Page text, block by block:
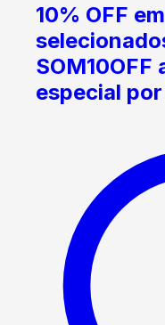
10% OFF
especial